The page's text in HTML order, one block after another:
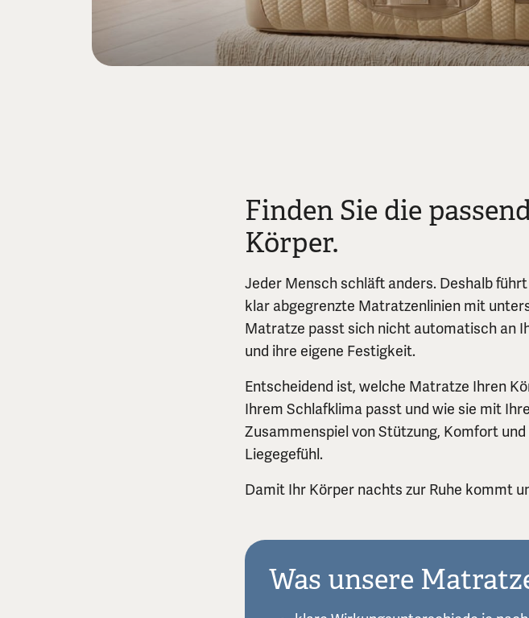
Finden Sie die
Körper.
Jeder Mensch schläft anders. Deshalb
klar abgegrenzte Matratzenlinien mit
Matratze passt sich nicht automatisch an
und ihre eigene Festigkeit.
Entscheidend ist, welche Matratze Ihren
Ihrem Schlafklima passt und wie sie mit
Zusammenspiel von Stützung, Komfort
Liegegefühl.
Damit Ihr Körper nachts zur Ruhe kommt
Was unsere